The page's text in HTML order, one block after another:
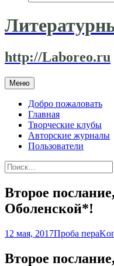
http://Laboreo.ru
Меню Перейти
к
содержимому
Добро пожаловать
Главная
Творческие клубы
Авторские журналы
Пользователи
Найти:
Второе
Оболенской*!
12 мая, 2017Проба пера
Второе